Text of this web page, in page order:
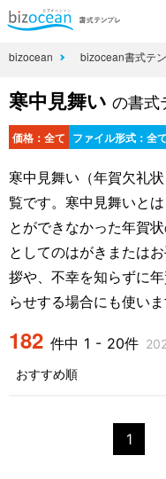
bizocean bizocean書式テ
寒中見舞い の書式
価格：全て ファイル形式：全て
寒中見舞い（年賀欠礼
覧です。寒中見舞いと
とができなかった年賀
としてのはがきまたは
拶や、不幸を知らずに
らせする場合にも使いま
182 件中 1 - 20件
1